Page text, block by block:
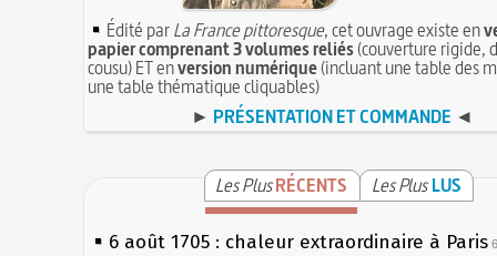
Édité parLa France pittoresque, cet ouvrage existe en
papier comprenant 3 volumes reliés(couverture rigide,
cousu) ET enversion numérique(incluant une table des
une table thématique cliquables)
► PRÉSENTATION ET COMMANDE ◄
Les PlusRÉCENTS Les Plus LUS
6 août 1705 : chaleur extraordinaire à Paris